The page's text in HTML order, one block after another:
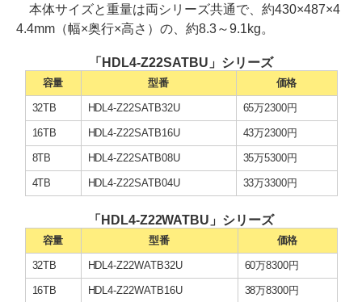
本体サイズと重量は両シリーズ共通で、約430×487×4
4.4mm（幅×奥行×高さ）の、約8.3～9.1kg。
「HDL4-Z22SATBU」シリーズ
容量 型番 価格
32TB HDL4-Z22SATB32U 65万2300円
16TB HDL4-Z22SATB16U 43万2300円
8TB HDL4-Z22SATB08U 35万5300円
4TB HDL4-Z22SATB04U 33万3300円
「HDL4-Z22WATBU」シリーズ
容量 型番 価格
32TB HDL4-Z22WATB32U 60万8300円
16TB HDL4-Z22WATB16U 38万8300円